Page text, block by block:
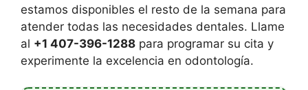
estamos disponibles el resto de la semana para
atender todas las necesidades dentales. Llame
al +1 407-396-1288 para programar su cita y
experimente la excelencia en odontología.